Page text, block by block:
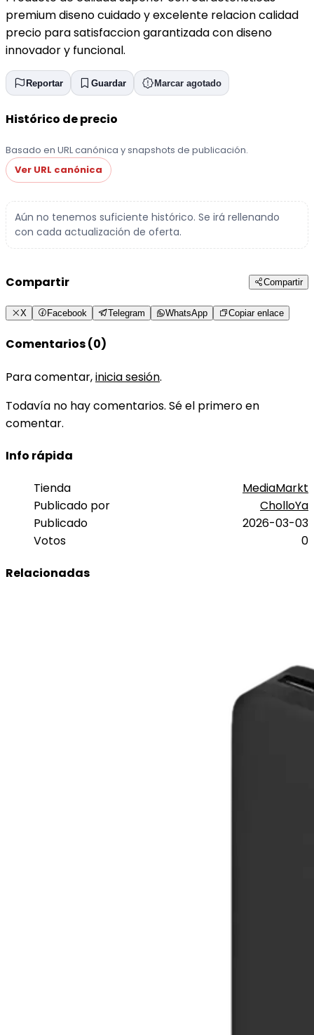
premium diseno cuidado y excelente relacion calidad
precio para satisfaccion garantizada con diseno
innovador y funcional.
Reportar Guardar Marcar agotado
Histórico de precio
Basado en URL canónica y snapshots de publicación.
Ver URL canónica
Aún no tenemos suficiente histórico. Se irá rellenando
con cada actualización de oferta.
Compartir Compartir
X Facebook Telegram WhatsApp Copiar enlace
Comentarios (0)
Para comentar,inicia sesión.
Todavía no hay comentarios. Sé el primero en
comentar.
Info rápida
Tienda
MediaMarkt
Publicado por
CholloYa
Publicado
2026-03-03
Votos
0
Relacionadas